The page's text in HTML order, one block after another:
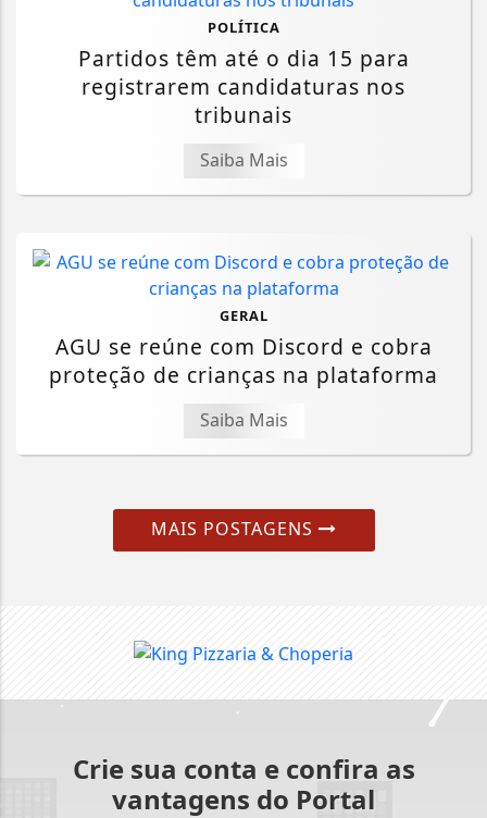
POLÍTICA
Partidos têm até o dia 15 para
registrarem candidaturas nos
tribunais
Saiba Mais
GERAL
AGU se reúne com Discord e cobra
proteção de crianças na plataforma
Saiba Mais
MAIS POSTAGENS
Crie sua conta e confira as
vantagens do Portal